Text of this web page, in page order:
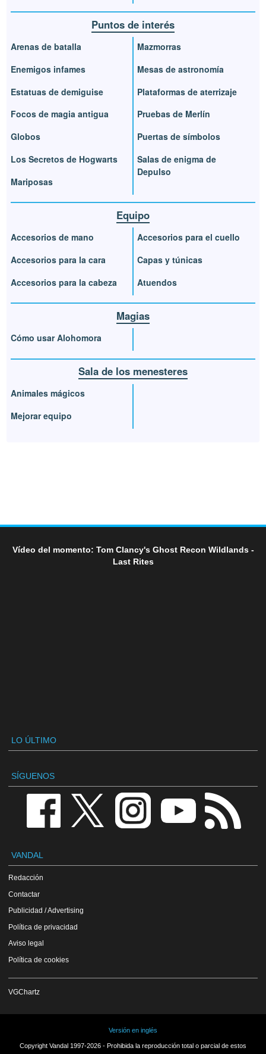
Puntos de interés
Arenas de batalla
Enemigos infames
Estatuas de demiguise
Focos de magia antigua
Globos
Los Secretos de Hogwarts
Mariposas
Mazmorras
Mesas de astronomía
Plataformas de aterrizaje
Pruebas de Merlín
Puertas de símbolos
Salas de enigma de
Depulso
Equipo
Accesorios de mano
Accesorios para la cara
Accesorios para la cabeza
Accesorios para el cuello
Capas y túnicas
Atuendos
Magias
Cómo usar Alohomora
Sala de los menesteres
Animales mágicos
Mejorar equipo
Vídeo del momento: Tom Clancy's Ghost Recon Wildlands -
Last Rites
LO ÚLTIMO
SÍGUENOS
VANDAL
Redacción
Contactar
Publicidad / Advertising
Política de privacidad
Aviso legal
Política de cookies
VGChartz
Versión en inglés
Copyright Vandal 1997-2026 - Prohibida la reproducción total o parcial de estos